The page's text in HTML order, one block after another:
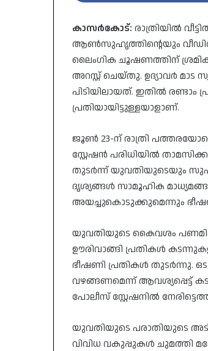
കാസർകോട്: രാത്രിയിൽ
ആൺസുഹൃത്തിന്റെയും
ലൈംഗിക ചൂഷണത്തിന്
അറസ്റ്റ് ചെയ്തു. ഉദ്യാവർ
പിടിയിലായത്. ഇതിൽ
പ്രതിയായിട്ടുള്ളയാളാണ്.
​ജൂൺ 23-ന് രാത്രി
സ്റ്റേഷൻ പരിധിയിൽ
തുടർന്ന് യുവതിയുടെയും
ദൃശ്യങ്ങൾ സാമൂഹിക
അയച്ചുകൊടുക്കുമെന്നും
​യുവതിയുടെ കൈവശം
ഊരിവാങ്ങി പ്രതികൾ
ഭീഷണി പ്രതികൾ തുടർന്നു.
വഴങ്ങണമെന്ന്
പോലീസ് സ്റ്റേഷനിൽ
​യുവതിയുടെ പരാതിയുടെ
വിവിധ വകുപ്പുകൾ ചുമത്തി